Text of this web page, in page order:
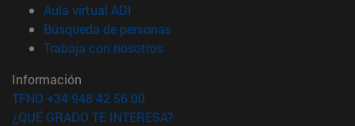
Aula virtual ADI
Búsqueda de personas(abre en nueva ventana)
Trabaja con nosotros(abre en nueva ventana)
Información
TFNO +34 948 42 56 00
¿QUÉ GRADO TE INTERESA?